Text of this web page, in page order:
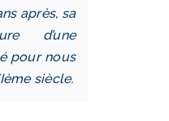
après, sa
d’une
pour nous
siècle.